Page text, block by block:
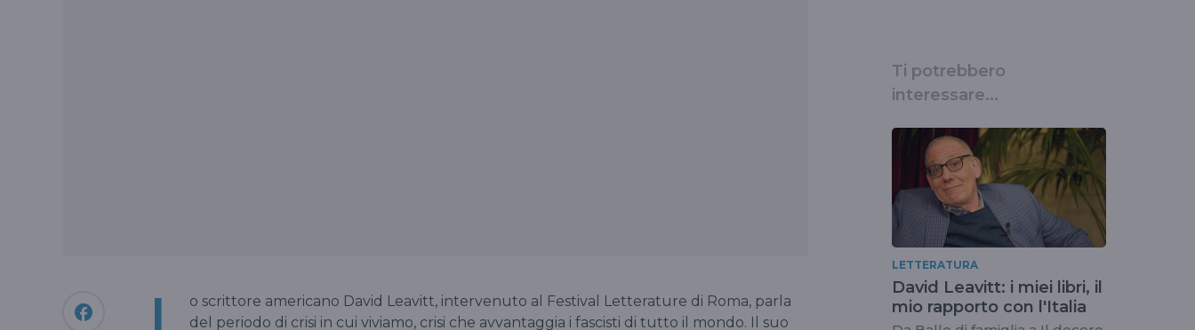
o scrittore americano David Leavitt, intervenuto al Festival Letterature di Roma, parla
del periodo di crisi in cui viviamo, crisi che avvantaggia i fascisti di tutto il mondo. Il suo
Ti potrebbero
interessare...
LETTERATURA
David Leavitt: i miei libri, il
mio rapporto con l'Italia